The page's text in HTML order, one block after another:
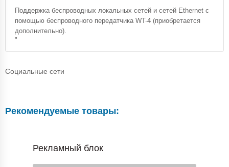
Поддержка беспроводных локальных сетей и сетей Ethernet с
помощью беспроводного передатчика WT-4 (приобретается
дополнительно).
"
Социальные сети
Рекомендуемые товары:
Рекламный блок